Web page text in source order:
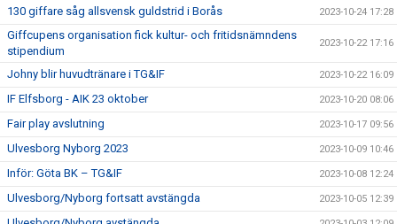
130 giffare såg allsvensk guldstrid i Borås 2023-10-24 17:28
Giffcupens organisation fick kultur- och fritidsnämndens
stipendium
2023-10-22 17:16
Johny blir huvudtränare i TG&IF 2023-10-22 16:09
IF Elfsborg - AIK 23 oktober 2023-10-20 08:06
Fair play avslutning 2023-10-17 09:56
Ulvesborg Nyborg 2023 2023-10-09 10:46
Inför: Göta BK – TG&IF 2023-10-08 12:24
Ulvesborg/Nyborg fortsatt avstängda 2023-10-05 12:39